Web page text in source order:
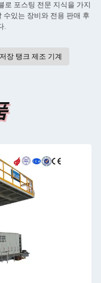
로 포스팅 전문 지식을 가지
수있는 장비와 전용 판매 후
.
장 탱크 제조 기계